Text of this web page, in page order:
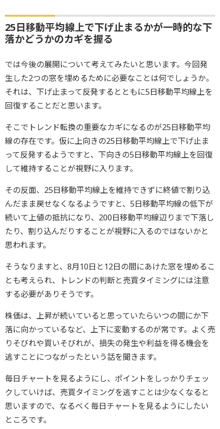
25日移動平均線上で下げ止まるかが一時的な下
落かどうかのカギを握る
では今後の展開について考えてみたいと思います。今回発
生した2つの窓を埋めるために必要なことは何でしょうか。
それは、下げ止まって反発するとともに5日移動平均線上を
回復することだと思います。
そこでトレンド転換の重要なカギになるのが25日移動平均
線の存在です。仮に上向きの25日移動平均線上で下げ止ま
って反発するようですと、下向きの5日移動平均線上を回復
して維持することが視野に入ります。
その反面、25日移動平均線上を維持できずに終値で割り込
んだまま戻せなくなるようですと、5日移動平均線の低下が
続いて上値の抵抗になり、200日移動平均線辺りまで下落し
たり、割り込んだりすることが視野に入るのではないかと
思われます。
そうなりますと、8月10日と12日の間にあけた窓を埋めるこ
とも考えられ、トレンドの判断と売買タイミングには注意
する必要がありそうです。
株価は、上昇が続いていると思っていたらいつの間にか下
落に向かっているなど、上下に変動するのが常です。よく売
りそびれや買いそびれが、損失の発生や利益を得る機会を
逃すことにつながったという話を聞きます。
毎日チャートを見るようにし、ポイントをしっかりチェッ
クしていけば、売買タイミングを逃すことは少なくなると
思いますので、なるべく毎日チャートを見るようにしたい
ところです。